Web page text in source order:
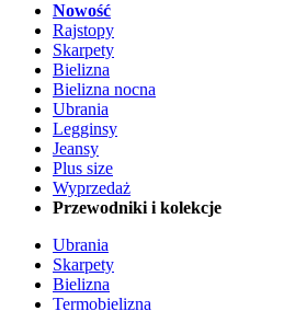
Nowość
Rajstopy
Skarpety
Bielizna
Bielizna nocna
Ubrania
Legginsy
Jeansy
Plus size
Wyprzedaż
Przewodniki i kolekcje
Ubrania
Skarpety
Bielizna
Termobielizna